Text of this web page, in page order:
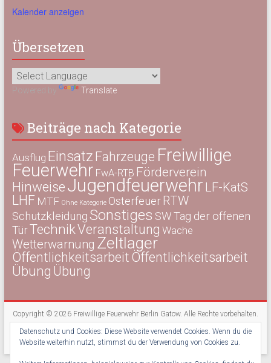
Kalender anzeigen
Übersetzen
Powered by Translate
Beiträge nach Kategorie
Ausflug Einsatz Fahrzeuge Freiwillige
Feuerwehr FwA-RTB Förderverein
HinweiseJugendfeuerwehr LF-KatS
LHF MTF Ohne Kategorie Osterfeuer RTW
SchutzkleidungSonstiges SWTag der offenen
TürTechnikVeranstaltung Wache
Wetterwarnung Zeltlager
Öffentlichkeitsarbeit Öffentlichkeitsarbeit
Übung Übung
Copyright © 2026 Freiwillige Feuerwehr Berlin Gatow. Alle Rechte vorbehalten.
Kontakt
Impressum Datenschutz Newsletter
Datenschutz und Cookies: Diese Website verwendet Cookies. Wenn du die
Website weiterhin nutzt, stimmst du der Verwendung von Cookies zu.